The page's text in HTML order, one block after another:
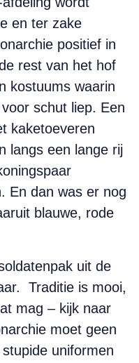
en ter zake
positief in
rest van het hof
kostuums waarin
schut liep. Een
kaketoeveren
langs een lange rij
En dan was er nog
blauwe, rode
uit de
Traditie is mooi,
mag – kijk naar
moet geen
uniformen